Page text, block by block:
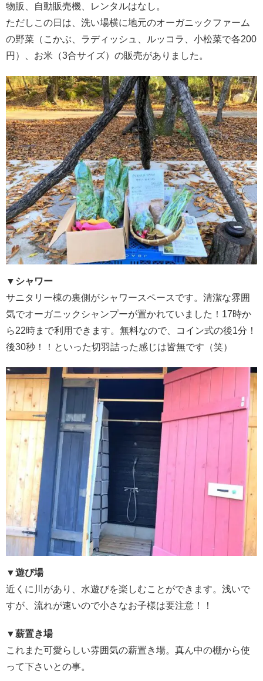
物販、自動販売機、レンタルはなし。
ただしこの日は、洗い場横に地元のオーガニックファーム
の野菜（こかぶ、ラディッシュ、ルッコラ、小松菜で各200
円）、お米（3合サイズ）の販売がありました。
▼シャワー
サニタリー棟の裏側がシャワースペースです。 清潔な雰囲
気でオーガニックシャンプーが置かれていました！ 17時か
ら22時まで利用できます。無料なので、コイン式の後1分！
後30秒！！といった切羽詰った感じは皆無です（笑）
▼遊び場
近くに川があり、水遊びを楽しむことができます。浅いで
すが、流れが速いので小さなお子様は要注意！！
▼薪置き場
これまた可愛らしい雰囲気の薪置き場。真ん中の棚から使
って下さいとの事。